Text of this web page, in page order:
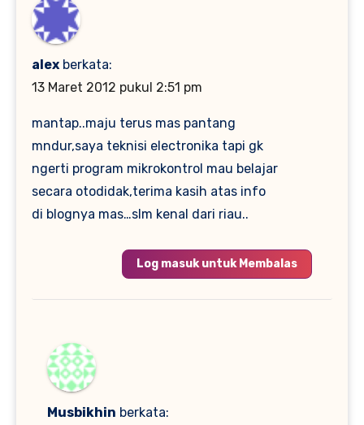
alex berkata:
13 Maret 2012 pukul 2:51 pm
mantap..maju terus mas pantang
mndur,saya teknisi electronika tapi gk
ngerti program mikrokontrol mau belajar
secara otodidak,terima kasih atas info
di blognya mas…slm kenal dari riau..
Log masuk untuk Membalas
Musbikhin berkata: